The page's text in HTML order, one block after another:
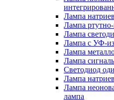
Лампа
Лампа
Лампа
Лампа с УФ-
Лампа
Лампа
Светодиод
Лампа
Лампа
лампа